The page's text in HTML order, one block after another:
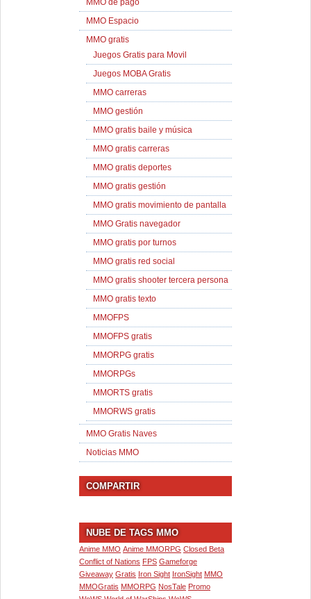
MMO de pago
MMO Espacio
MMO gratis
Juegos Gratis para Movil
Juegos MOBA Gratis
MMO carreras
MMO gestión
MMO gratis baile y música
MMO gratis carreras
MMO gratis deportes
MMO gratis gestión
MMO gratis movimiento de pantalla
MMO Gratis navegador
MMO gratis por turnos
MMO gratis red social
MMO gratis shooter tercera persona
MMO gratis texto
MMOFPS
MMOFPS gratis
MMORPG gratis
MMORPGs
MMORTS gratis
MMORWS gratis
MMO Gratis Naves
Noticias MMO
COMPARTIR
NUBE DE TAGS MMO
Anime MMO Anime MMORPG Closed Beta
Conflict of Nations FPS Gameforge
Giveaway Gratis Iron Sight IronSight MMO
MMOGratis MMORPG NosTale Promo